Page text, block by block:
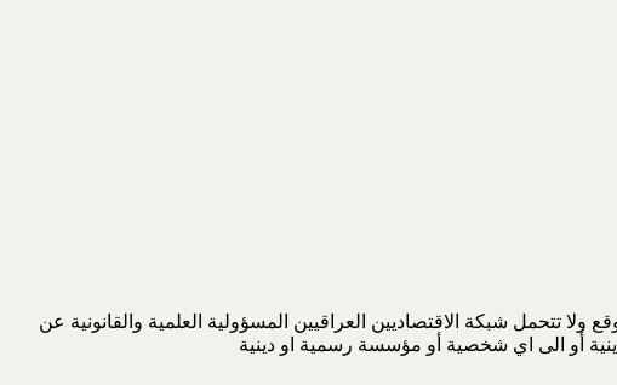
تتحمل شبكة الاقتصاديين العراقيين المسؤولية العلمية والقانونية عن
أو الى اي شخصية أو مؤسسة رسمية او دينية